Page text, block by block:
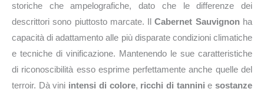
storiche che ampelografiche, dato che le differenze dei
descrittori sono piuttosto marcate. IlCabernet Sauvignonha
capacità di adattamento alle più disparate condizioni climatiche
e tecniche di vinificazione. Mantenendo le sue caratteristiche
di riconoscibilità esso esprime perfettamente anche quelle del
terroir. Dà vini intensi di colore, ricchi di tannini esostanze